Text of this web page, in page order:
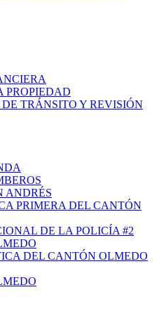
PROPIEDAD
TRÁNSITO Y REVISIÓN
ANDRÉS
PRIMERA DEL CANTÓN
DE LA POLICÍA #2
DEL CANTÓN OLMEDO